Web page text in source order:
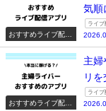
おすすめライブ配信
気順
ライブ
おすすめライブ配信
主婦
リを
ライブ